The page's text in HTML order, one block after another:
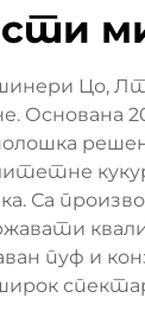
Цо,
Са
пуф и